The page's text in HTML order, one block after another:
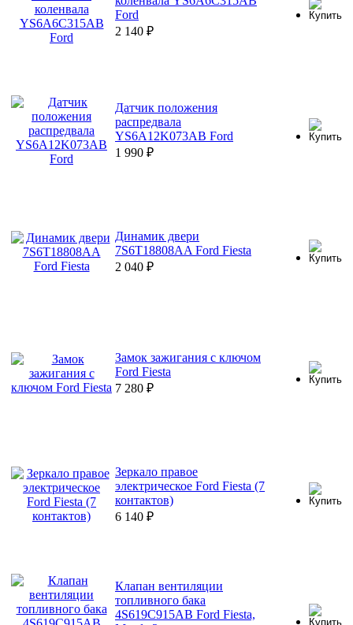
Ford
2 140 ₽
Датчик положения
распредвала
YS6A12K073AB Ford
1 990 ₽
Динамик двери
7S6T18808AA Ford Fiesta
2 040 ₽
Замок зажигания с ключом
Ford Fiesta
7 280 ₽
Зеркало правое
электрическое Ford Fiesta (7
контактов)
6 140 ₽
Клапан вентиляции
топливного бака
4S619C915AB Ford Fiesta,